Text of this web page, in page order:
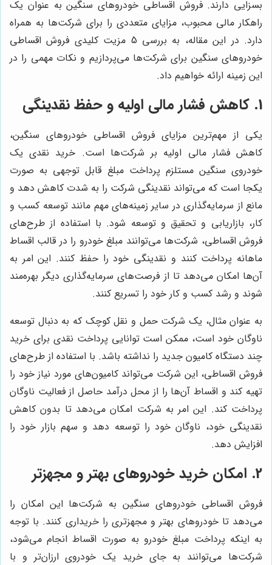
بسزایی دارند. فروش اقساطی خودروهای سنگین به عنوان یک
راهکار مالی محبوب، مزایای متعددی را برای شرکت‌ها به همراه
دارد. در این مقاله، به بررسی 5 مزیت کلیدی فروش اقساطی
خودروهای سنگین برای شرکت‌ها می‌پردازیم و نکات مهمی را در
این زمینه ارائه خواهیم داد.
1. کاهش فشار مالی اولیه و حفظ نقدینگی
یکی از مهم‌ترین مزایای فروش اقساطی خودروهای سنگین،
کاهش فشار مالی اولیه بر شرکت‌ها است. خرید نقدی یک
خودروی سنگین مستلزم پرداخت مبلغ قابل توجهی به صورت
یکجا است که می‌تواند نقدینگی شرکت را به شدت کاهش دهد و
مانع از سرمایه‌گذاری در سایر زمینه‌های مهم مانند توسعه کسب و
کار، بازاریابی و تحقیق و توسعه شود. با استفاده از طرح‌های
فروش اقساطی، شرکت‌ها می‌توانند مبلغ خودرو را در قالب اقساط
ماهانه پرداخت کنند و نقدینگی خود را حفظ کنند. این امر به
آن‌ها امکان می‌دهد تا از فرصت‌های سرمایه‌گذاری دیگر بهره‌مند
شوند و رشد کسب و کار خود را تسریع کنند.
به عنوان مثال، یک شرکت حمل و نقل کوچک که به دنبال توسعه
ناوگان خود است، ممکن است توانایی پرداخت نقدی برای خرید
چند دستگاه کامیون جدید را نداشته باشد. با استفاده از طرح‌های
فروش اقساطی، این شرکت می‌تواند کامیون‌های مورد نیاز خود را
تهیه کند و اقساط آن‌ها را از محل درآمد حاصل از فعالیت ناوگان
پرداخت کند. این امر به شرکت امکان می‌دهد تا بدون کاهش
نقدینگی خود، ناوگان خود را توسعه دهد و سهم بازار خود را
افزایش دهد.
2. امکان خرید خودروهای بهتر و مجهزتر
فروش اقساطی خودروهای سنگین به شرکت‌ها این امکان را
می‌دهد تا خودروهای بهتر و مجهزتری را خریداری کنند. با توجه
به اینکه پرداخت مبلغ خودرو به صورت اقساط انجام می‌شود،
شرکت‌ها می‌توانند به جای خرید یک خودروی ارزان‌تر و با